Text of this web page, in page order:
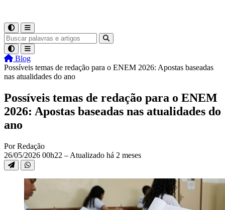
Blog
Possíveis temas de redação para o ENEM 2026: Apostas baseadas
nas atualidades do ano
Possíveis temas de redação para o ENEM
2026: Apostas baseadas nas atualidades do
ano
Por Redação
26/05/2026 00h22 – Atualizado há 2 meses